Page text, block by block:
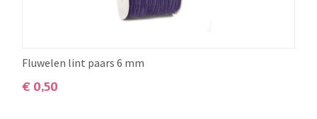
Fluwelen lint paars 6 mm
€ 0,50